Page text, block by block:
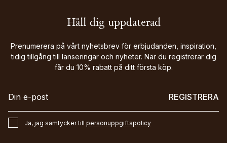
Håll dig uppdaterad
Prenumerera på vårt nyhetsbrev för erbjudanden, inspiration,
tidig tillgång till lanseringar och nyheter. När du registrerar dig
får du 10% rabatt på ditt första köp.
REGISTRERA
Ja, jag samtycker till personuppgiftspolicy